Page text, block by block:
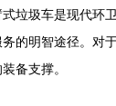
式垃圾车是现代环
的明智途径。对
备支撑。